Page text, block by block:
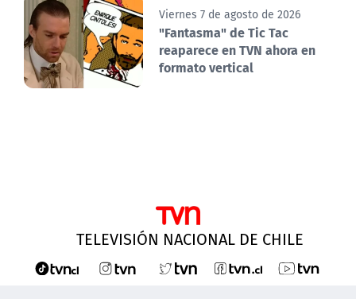
Viernes 7 de agosto de 2026
"Fantasma" de Tic Tac
reaparece en TVN ahora en
formato vertical
TELEVISIÓN NACIONAL DE CHILE